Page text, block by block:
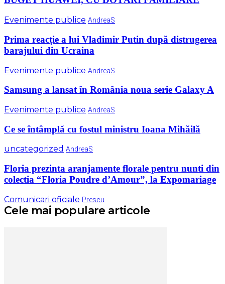
Evenimente publice AndreaS
Prima reacție a lui Vladimir Putin după distrugerea
barajului din Ucraina
Evenimente publice AndreaS
Samsung a lansat în România noua serie Galaxy A
Evenimente publice AndreaS
Ce se întâmplă cu fostul ministru Ioana Mihăilă
uncategorized AndreaS
Floria prezinta aranjamente florale pentru nunti din
colectia “Floria Poudre d’Amour”, la Expomariage
Comunicari oficiale Prescu
Cele mai populare articole